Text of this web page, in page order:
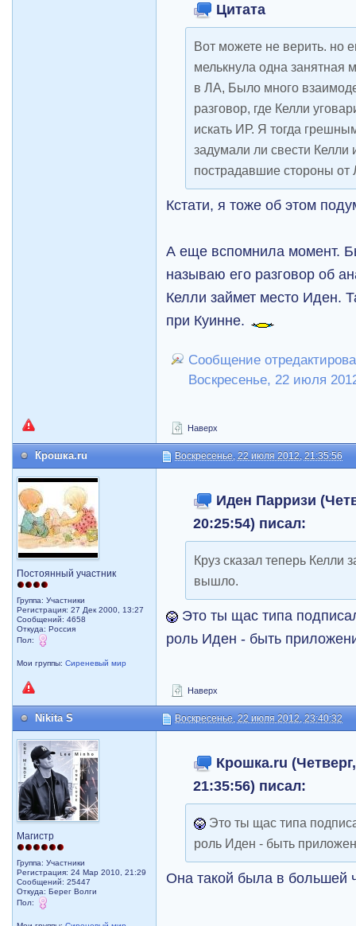
Цитата
Вот можете не верить. но
мелькнула одна занятная
в ЛА, Было много
разговор, где Келли
искать ИР. Я тогда
задумали ли свести Келли
пострадавшие стороны
Кстати, я тоже об этом
А еще вспомнила момент.
называю его разговор об
Келли займет место Иден.
при Куинне.
Сообщение
Воскресенье, 22 июля
Наверх
Крошка.ru Воскресенье, 22 июля 2012, 21:35:56
Постоянный участник
Группа: Участники
Регистрация: 27 Дек 2000, 13:27
Сообщений: 4658
Откуда: Россия
Пол:
Мои группы:Сиреневый мир
Иден Парризи
20:25:54) писал:
Круз сказал теперь Келли
вышло.
Это ты щас типа
роль Иден - быть
Наверх
Nikita S Воскресенье, 22 июля 2012, 23:40:32
Магистр
Группа: Участники
Регистрация: 24 Мар 2010, 21:29
Сообщений: 25447
Откуда: Берег Волги
Пол:
Крошка.ru
21:35:56) писал:
Это ты щас типа
роль Иден - быть
Она такой была в большей